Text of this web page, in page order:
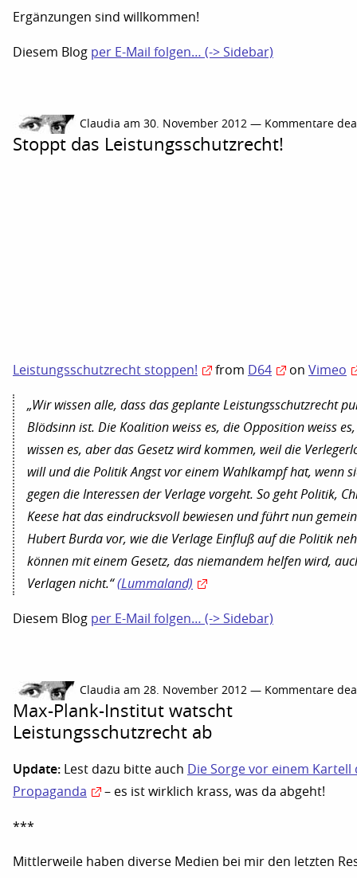
Ergänzungen sind willkommen!
Diesem Blog per E-Mail folgen… (-> Sidebar)
Claudia am 30. November 2012 — Kommentare
Stoppt das Leistungsschutzrecht!
Leistungsschutzrecht stoppen! from D64 on Vimeo
„Wir wissen alle, dass das geplante Leistungsschutzrecht
Blödsinn ist. Die Koalition weiss es, die Opposition weiss
wissen es, aber das Gesetz wird kommen, weil die
will und die Politik Angst vor einem Wahlkampf hat, wenn
gegen die Interessen der Verlage vorgeht. So geht Politik,
Keese hat das eindrucksvoll bewiesen und führt nun
Hubert Burda vor, wie die Verlage Einfluß auf die Politik
können mit einem Gesetz, das niemandem helfen wird,
Verlagen nicht.“(Lummaland)
Diesem Blog per E-Mail folgen… (-> Sidebar)
Claudia am 28. November 2012 — Kommentare
Max-Plank-Institut watscht
Leistungsschutzrecht ab
Update: Lest dazu bitte auch Die Sorge vor einem Kartell
Propaganda
– es ist wirklich krass, was da abgeht!
***
Mittlerweile haben diverse Medien bei mir den letzten